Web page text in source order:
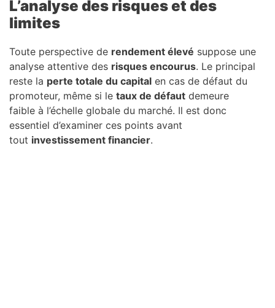
L’analyse des risques et des
limites
Toute perspective de rendement élevé suppose une
analyse attentive des risques encourus. Le principal
reste la perte totale du capital en cas de défaut du
promoteur, même si le taux de défaut demeure
faible à l’échelle globale du marché. Il est donc
essentiel d’examiner ces points avant
tout investissement financier.